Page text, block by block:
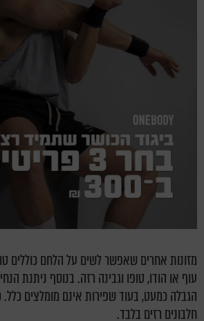
מזונות אחרים שאפשר לשים על הלחם כוללים
עוף או הודו, טופו וגבינה רזה. בנוסף ניתנת
הגבלה כמעט, בעוד שפירות אינם מומלצים
חלבונים רזים בלבד.